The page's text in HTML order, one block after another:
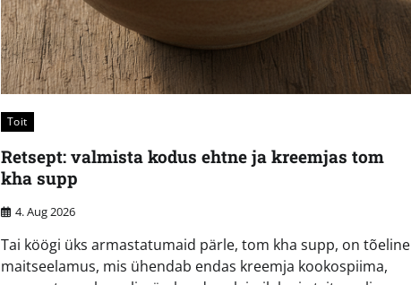
Toit
Retsept: valmista kodus ehtne ja kreemjas tom
kha supp
4. Aug 2026
Tai köögi üks armastatumaid pärle, tom kha supp, on tõeline
maitseelamus, mis ühendab endas kreemja kookospiima,